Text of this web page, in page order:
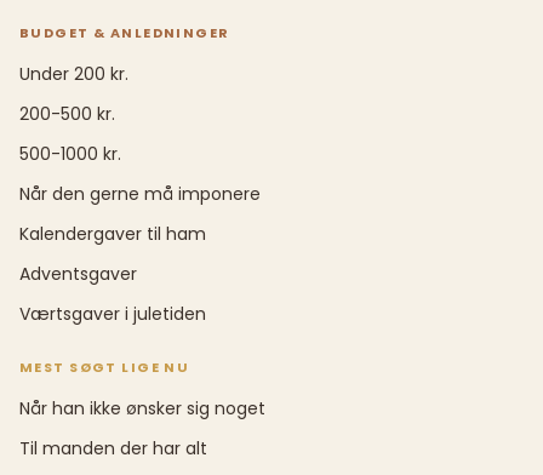
BUDGET & ANLEDNINGER
Under 200 kr.
200-500 kr.
500-1000 kr.
Når den gerne må imponere
Kalendergaver til ham
Adventsgaver
Værtsgaver i juletiden
MEST SØGT LIGE NU
Når han ikke ønsker sig noget
Til manden der har alt